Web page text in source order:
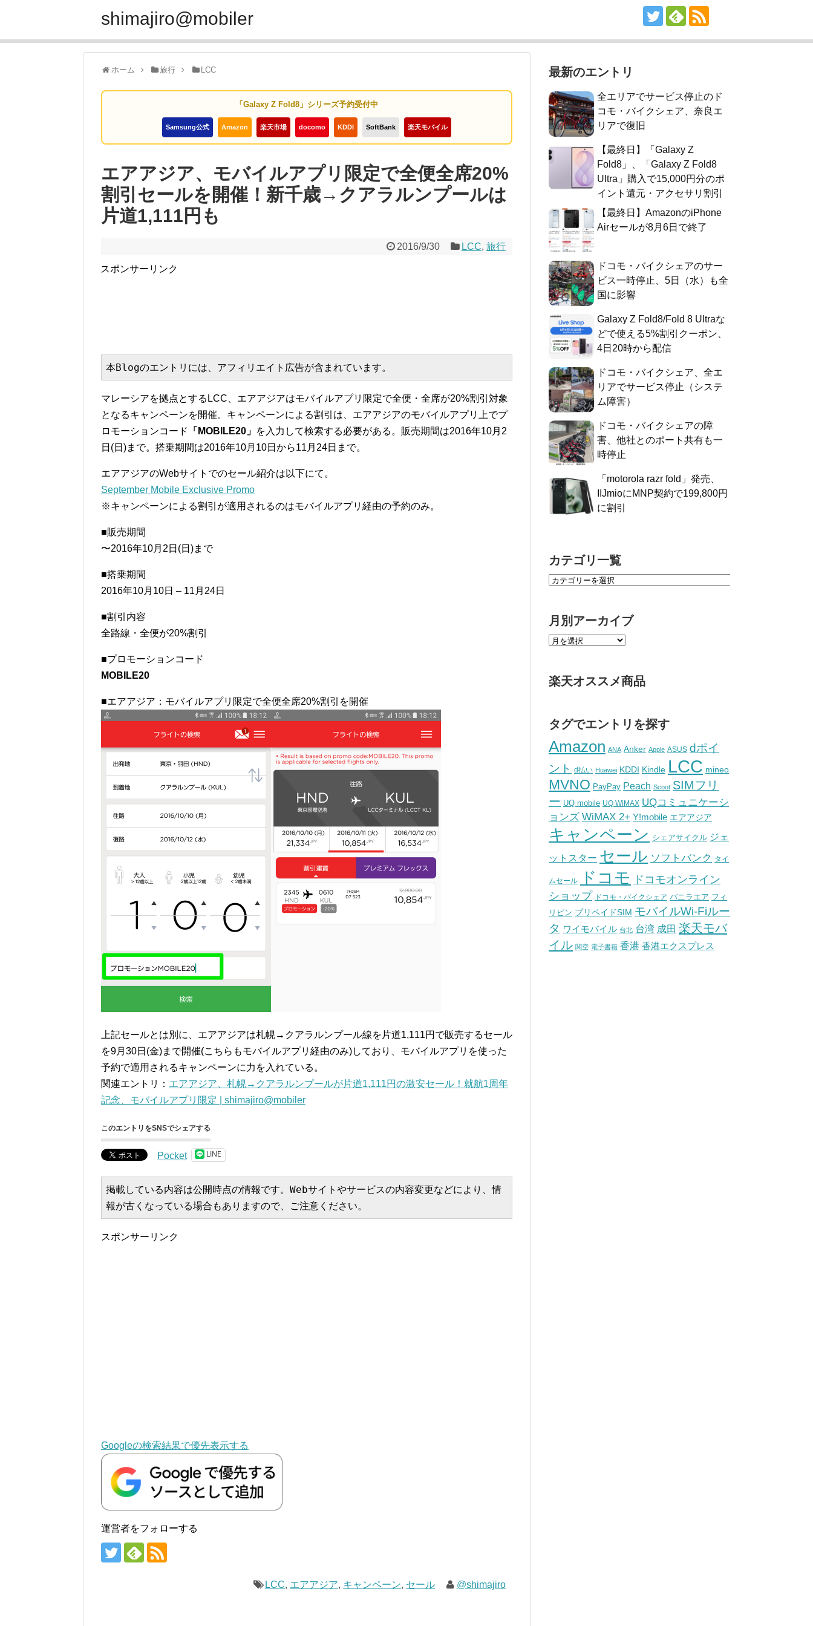
shimajiro@mobiler
ホーム 旅行 LCC
「Galaxy Z Fold8」シリーズ予約受付中
Samsung公式 Amazon 楽天市場 docomo KDDI SoftBank 楽天モバイル
エアアジア、モバイルアプリ限定で全便全席20%
割引セールを開催！新千歳→クアラルンプールは
片道1,111円も
2016/9/30 LCC, 旅行
スポンサーリンク
本Blogのエントリには、アフィリエイト広告が含まれています。
マレーシアを拠点とするLCC、エアアジアはモバイルアプリ限定で全便・全席が20%割引対象
となるキャンペーンを開催。キャンペーンによる割引は、エアアジアのモバイルアプリ上でプ
ロモーションコード
「MOBILE20」 を入力して検索する必要がある。販売期間は2016年10月2
日(日)まで。搭乗期間は2016年10月10日から11月24日まで。
エアアジアのWebサイトでのセール紹介は以下にて。
September Mobile Exclusive Promo
※キャンペーンによる割引が適用されるのはモバイルアプリ経由の予約のみ。
■販売期間
〜2016年10月2日(日)まで
■搭乗期間
2016年10月10日 – 11月24日
■割引内容
全路線・全便が20%割引
■プロモーションコード
MOBILE20
■エアアジア：モバイルアプリ限定で全便全席20%割引を開催
上記セールとは別に、エアアジアは札幌→クアラルンプール線を片道1,111円で販売するセール
を9月30日(金)まで開催(こちらもモバイルアプリ経由のみ)しており、モバイルアプリを使った
予約で適用されるキャンペーンに力を入れている。
関連エントリ： エアアジア、札幌→クアラルンプールが片道1,111円の激安セール！就航1周年
記念、モバイルアプリ限定 | shimajiro@mobiler
このエントリをSNSでシェアする
Pocket LINE
掲載している内容は公開時点の情報です。Webサイトやサービスの内容変更などにより、情
報が古くなっている場合もありますので、ご注意ください。
スポンサーリンク
Googleの検索結果で優先表示する
運営者をフォローする
LCC, エアアジア, キャンペーン, セール @shimajiro
最新のエントリ
全エリアでサービス停止のド
コモ・バイクシェア、奈良エ
リアで復旧
【最終日】「Galaxy Z
Fold8」、「Galaxy Z Fold8
Ultra」購入で15,000円分のポ
イント還元・アクセサリ割引
【最終日】AmazonのiPhone
Airセールが8月6日で終了
ドコモ・バイクシェアのサー
ビス一時停止、5日（水）も全
国に影響
Galaxy Z Fold8/Fold 8 Ultraな
どで使える5%割引クーポン、
4日20時から配信
ドコモ・バイクシェア、全エ
リアでサービス停止（システ
ム障害）
ドコモ・バイクシェアの障
害、他社とのポート共有も一
時停止
「motorola razr fold」発売、
IIJmioにMNP契約で199,800円
に割引
カテゴリ一覧
月別アーカイブ
楽天オススメ商品
タグでエントリを探す
Amazon ANA Anker Apple ASUS dポイ
ント
d払い Huawei KDDI Kindle LCC mineo
MVNO PayPay Peach Scoot SIMフリ
ー UQ mobile UQ WiMAX UQコミュニケーシ
ョンズ WiMAX 2+ Y!mobile エアアジア
キャンペーン シェアサイクル ジェ
ットスター セール ソフトバンク タイ
ムセール ドコモ
ドコモオンライン
ショップ ドコモ・バイクシェア バニラエア フィ
リピン プリペイドSIM モバイルWi-Fiルー
タ ワイモバイル 台北 台湾 成田 楽天モバ
イル 関空 電子書籍 香港 香港エクスプレス